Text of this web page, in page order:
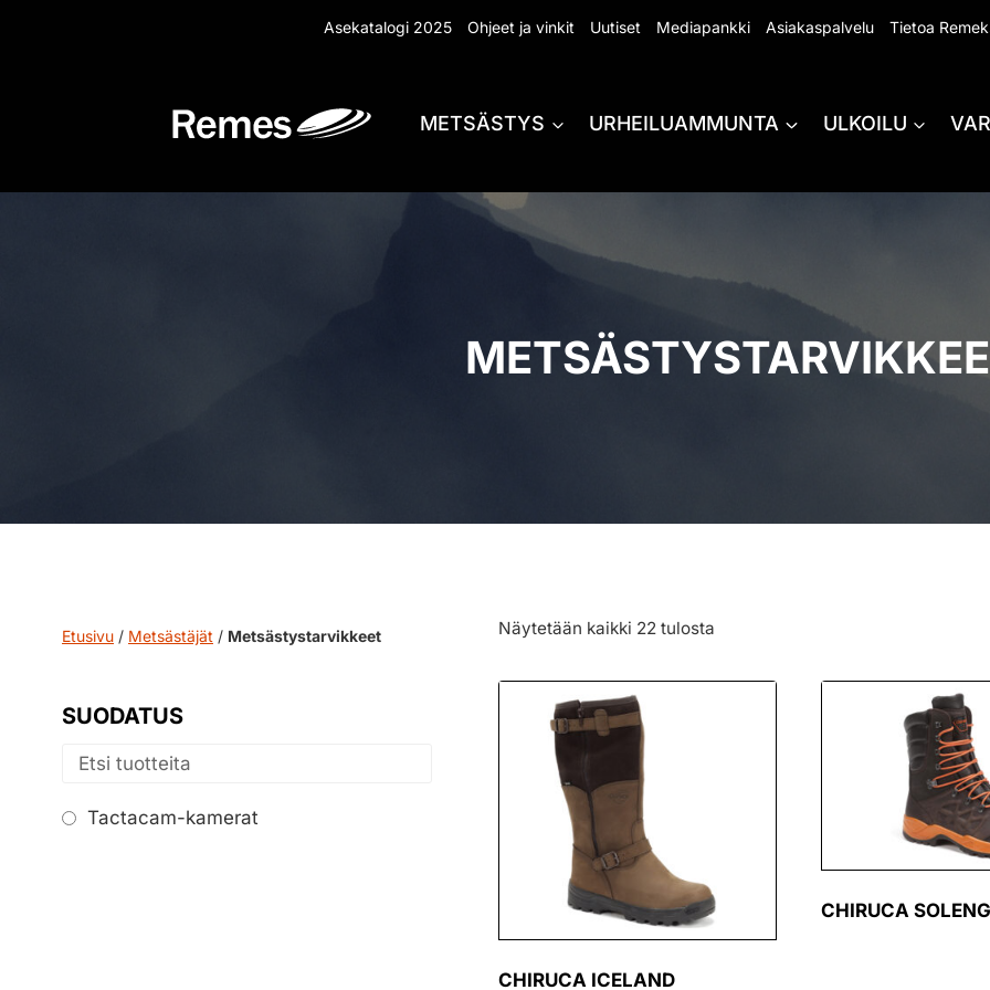
Asekatalogi 2025 Ohjeet ja vinkit Uutiset Mediapankki Asiakaspalvelu Tietoa
METSÄSTYS URHEILUAMMUNTA ULKOILU
Näytetään kaikki 22 tulosta
CHIRUCA ICELAND
CHIRUCA
Etusivu / Metsästäjät / Metsästystarvikkeet
SUODATUS
Tactacam-kamerat